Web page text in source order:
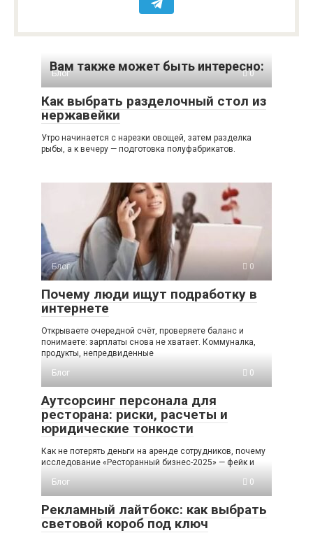
Вам также может быть интересно:
Блог 0
Как выбрать разделочный стол из
нержавейки
Утро начинается с нарезки овощей, затем разделка
рыбы, а к вечеру — подготовка полуфабрикатов.
Блог 0
Почему люди ищут подработку в
интернете
Открываете очередной счёт, проверяете баланс и
понимаете: зарплаты снова не хватает. Коммуналка,
продукты, непредвиденные
Блог
0
Аутсорсинг персонала для
ресторана: риски, расчеты и
юридические тонкости
Как не потерять деньги на аренде сотрудников, почему
исследование «Ресторанный бизнес-2025» — фейк и
Блог
0
Рекламный лайтбокс: как выбрать
световой короб под ключ